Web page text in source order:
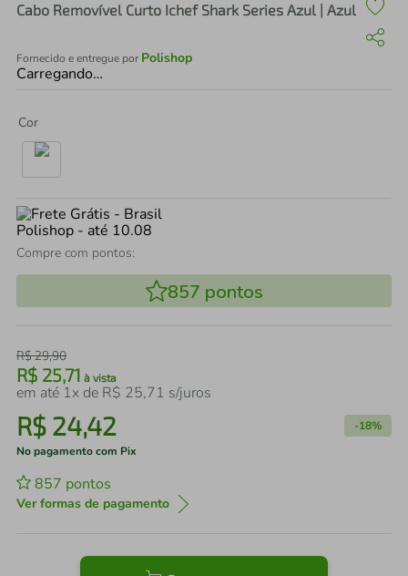
Cabo Removível Curto Ichef Shark Series Azul | Azul
Fornecido e entregue por Polishop
Carregando…
Cor
Compre com pontos:
857 pontos
R$29,90
R$ 25,71 à vista
em até 1x de R$ 25,71 s/juros
R$ 24,42 -18%
No pagamento com Pix
857 pontos
Ver formas de pagamento